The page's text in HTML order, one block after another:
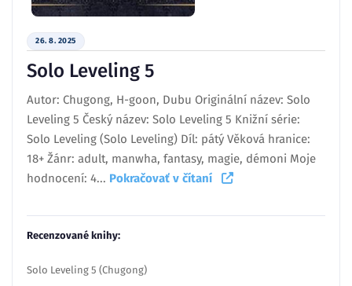
26. 8. 2025
Solo Leveling 5
Autor: Chugong, H-goon, Dubu Originální název: Solo
Leveling 5 Český název: Solo Leveling 5 Knižní série:
Solo Leveling (Solo Leveling) Díl: pátý Věková hranice:
18+ Žánr: adult, manwha, fantasy, magie, démoni Moje
hodnocení: 4... Pokračovať v čítaní
Recenzované knihy:
Solo Leveling 5 (Chugong)